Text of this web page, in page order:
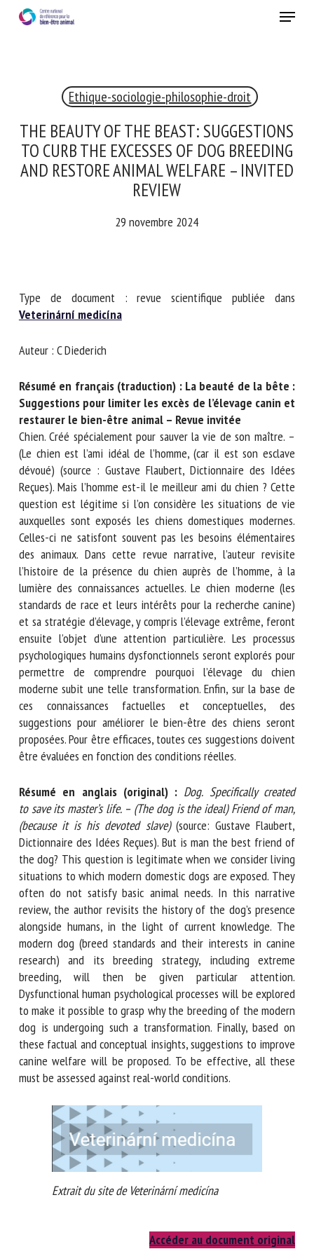
Menu
Ethique-sociologie-philosophie-droit
THE BEAUTY OF THE BEAST:
SUGGESTIONS TO CURB THE EXCESSES OF
DOG BREEDING AND RESTORE ANIMAL
WELFARE – INVITED REVIEW
29 novembre 2024
Type de document : revue scientifique publiée dans
Veterinární medicína
Auteur : C Diederich
Résumé en français (traduction) : La beauté de la
bête : Suggestions pour limiter les excès de l’élevage
canin et restaurer le bien-être animal – Revue invitée
Chien. Créé spécialement pour sauver la vie de son maître. –
(Le chien est l’ami idéal de l’homme, (car il est son esclave
dévoué) (source : Gustave Flaubert, Dictionnaire des Idées
Reçues). Mais l’homme est-il le meilleur ami du chien ? Cette
question est légitime si l’on considère les situations de vie
auxquelles sont exposés les chiens domestiques modernes.
Celles-ci ne satisfont souvent pas les besoins élémentaires
des animaux. Dans cette revue narrative, l’auteur revisite
l’histoire de la présence du chien auprès de l’homme, à la
lumière des connaissances actuelles. Le chien moderne (les
standards de race et leurs intérêts pour la recherche canine)
et sa stratégie d’élevage, y compris l’élevage extrême,
feront ensuite l’objet d’une attention particulière. Les
processus psychologiques humains dysfonctionnels seront
explorés pour permettre de comprendre pourquoi l’élevage
du chien moderne subit une telle transformation. Enfin, sur
la base de ces connaissances factuelles et conceptuelles,
des suggestions pour améliorer le bien-être des chiens
seront proposées. Pour être efficaces, toutes ces
suggestions doivent être évaluées en fonction des
Résumé en anglais (original) : Dog. Specifically created
to save its master’s life. – (The dog is the ideal) Friend
of man, (because it is his devoted slave)(source: Gustave
Flaubert, Dictionnaire des Idées Reçues). But is man the
best friend of the dog? This question is legitimate when
we consider living situations to which modern domestic
dogs are exposed. They often do not satisfy basic animal
needs. In this narrative review, the author revisits the
history of the dog’s presence alongside humans, in the light
of current knowledge. The modern dog (breed standards
and their interests in canine research) and its breeding
strategy, including extreme breeding, will then be given
particular attention. Dysfunctional human psychological
processes will be explored to make it possible to grasp why
the breeding of the modern dog is undergoing such a
transformation. Finally, based on these factual and
conceptual insights, suggestions to improve canine welfare
assessed against real-world conditions.
RECEVEZ CHAQUE MOIS GRATUITEMENT
ANIMAL
Nom *
Organisme *
E-mail *
En soumettant ce formulaire, j'accepte que les
informations saisies soient utilisées dans le cadre de la
relation avec le CNR BEA. *
Les champs suivis de * sont obligatoires